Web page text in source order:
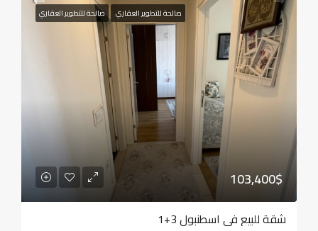
صالحة للتطوير العقاري صالحة للتطوير العقاري
103,400$
شقة للبيع في اسطنبول 3+1